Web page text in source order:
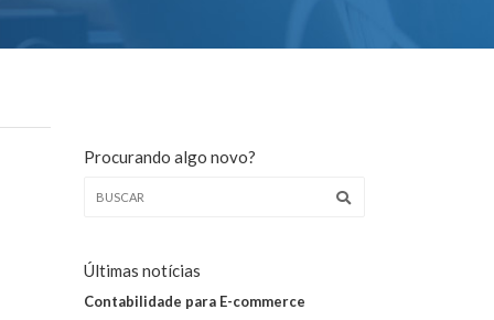
Procurando algo novo?
Últimas notícias
Contabilidade para E-commerce